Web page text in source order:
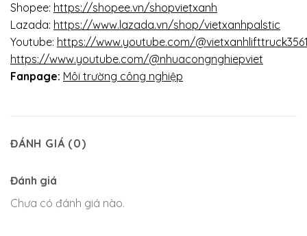
Shopee: https://shopee.vn/shopvietxanh
Lazada: https://www.lazada.vn/shop/vietxanhpalstic
Youtube: https://www.youtube.com/
https://www.youtube.com/@nhuacongnghiepviet
Fanpage: Môi trường công nghiệp
ĐÁNH GIÁ (0)
Đánh giá
Chưa có đánh giá nào.